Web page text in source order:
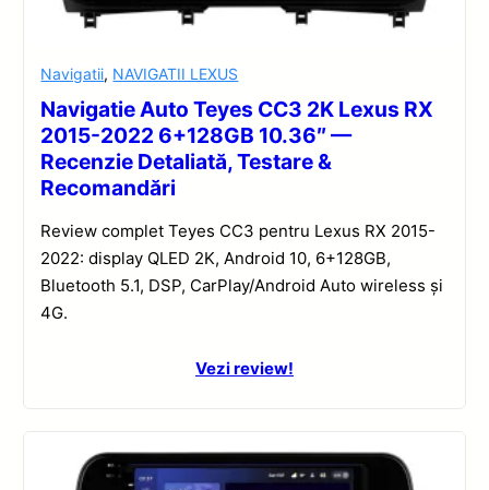
Navigatii, NAVIGATII LEXUS
Navigatie Auto Teyes CC3 2K Lexus RX
2015-2022 6+128GB 10.36″ —
Recenzie Detaliată, Testare &
Recomandări
Review complet Teyes CC3 pentru Lexus RX 2015-
2022: display QLED 2K, Android 10, 6+128GB,
Bluetooth 5.1, DSP, CarPlay/Android Auto wireless și
4G.
Vezi review!